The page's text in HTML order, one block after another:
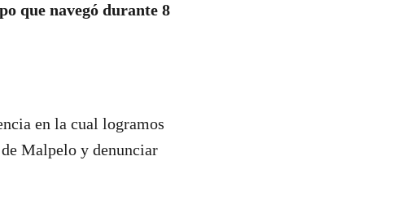
que navegó durante 8
en la cual logramos
Malpelo y denunciar